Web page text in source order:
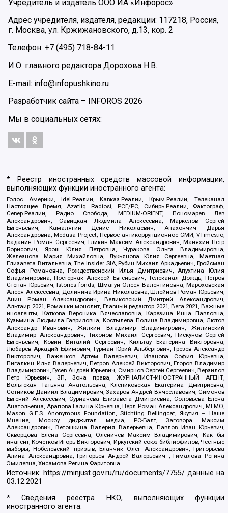
Учредитель и издатель ООО ИА «Инфорос».
Адрес учредителя, издателя, редакции: 117218, Россия,
г. Москва, ул. Кржижановского, д.13, кор. 2
Телефон: +7 (495) 718-84-11
И.О. главного редактора Дорохова Н.В.
E-mail: info@infopushkino.ru
Разработчик сайта – INFOROS 2026
Мы в социальных сетях:
* Реестр иностранных средств массовой информации,
выполняющих функции иностранного агента:
Голос Америки, Idel.Реалии, Кавказ.Реалии, Крым.Реалии, Телеканал
Настоящее Время, Azatliq Radiosi, PCE/PC, Сибирь.Реалии, Фактограф,
Север.Реалии, Радио Свобода, MEDIUM-ORIENT, Пономарев Лев
Александрович, Савицкая Людмила Алексеевна, Маркелов Сергей
Евгеньевич, Камалягин Денис Николаевич, Апахончич Дарья
Александровна, Medusa Project, Первое антикоррупционное СМИ, VTimes.io,
Баданин Роман Сергеевич, Гликин Максим Александрович, Маняхин Петр
Борисович, Ярош Юлия Петровна, Чуракова Ольга Владимировна,
Железнова Мария Михайловна, Лукьянова Юлия Сергеевна, Маетная
Елизавета Витальевна, The Insider SIA, Рубин Михаил Аркадьевич, Гройсман
Софья Романовна, Рождественский Илья Дмитриевич, Апухтина Юлия
Владимировна, Постернак Алексей Евгеньевич, Телеканал Дождь, Петров
Степан Юрьевич, Istories fonds, Шмагун Олеся Валентиновна, Мароховская
Алеся Алексеевна, Долинина Ирина Николаевна, Шлейнов Роман Юрьевич,
Анин Роман Александрович, Великовский Дмитрий Александрович,
Альтаир 2021, Ромашки монолит, Главный редактор 2021, Вега 2021, Важные
иноагенты, Каткова Вероника Вячеславовна, Карезина Инна Павловна,
Кузьмина Людмила Гавриловна, Костылева Полина Владимировна, Лютов
Александр Иванович, Жилкин Владимир Владимирович, Жилинский
Владимир Александрович, Тихонов Михаил Сергеевич, Пискунов Сергей
Евгеньевич, Ковин Виталий Сергеевич, Кильтау Екатерина Викторовна,
Любарев Аркадий Ефимович, Гурман Юрий Альбертович, Грезев Александр
Викторович, Важенков Артем Валерьевич, Иванова София Юрьевна,
Пигалкин Илья Валерьевич, Петров Алексей Викторович, Егоров Владимир
Владимирович, Гусев Андрей Юрьевич, Смирнов Сергей Сергеевич, Верзилов
Петр Юрьевич, ЗП, Зона права, ЖУРНАЛИСТ-ИНОСТРАННЫЙ АГЕНТ,
Вольтская Татьяна Анатольевна, Клепиковская Екатерина Дмитриевна,
Сотников Даниил Владимирович, Захаров Андрей Вячеславович, Симонов
Евгений Алексеевич, Сурначева Елизавета Дмитриевна, Соловьева Елена
Анатольевна, Арапова Галина Юрьевна, Перл Роман Александрович, МЕМО,
Mason G.E.S. Anonymous Foundation, Stichting Bellingcat, Якутия – Наше
Мнение, Москоу диджитал медиа, РС-Балт, Заговора Максим
Александрович, Ветошкина Валерия Валерьевна, Павлов Иван Юрьевич,
Скворцова Елена Сергеевна, Оленичев Максим Владимирович, Как бы
инагент, Кочетков Игорь Викторович, Иркутский союз библиофилов, Честные
выборы, Нобелевский призыв, Еланчик Олег Александрович, Григорьева
Алина Александровна, Григорьев Андрей Валерьевич , Гималова Регина
Эмилевна, Хисамова Регина Фаритовна
Источник: https://minjust.gov.ru/ru/documents/7755/ данные на
03.12.2021
* Сведения реестра НКО, выполняющих функции
иностранного агента: